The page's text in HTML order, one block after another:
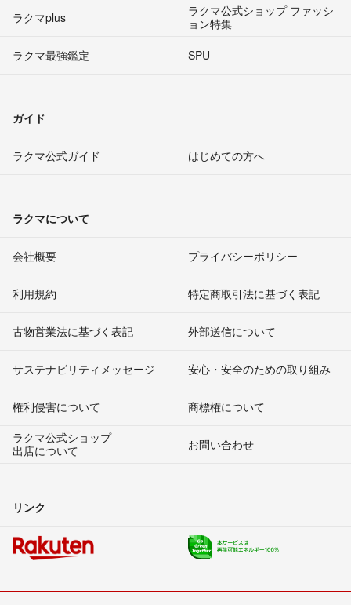
ラクマplus
ラクマ公式ショップ ファッシ
ョン特集
ラクマ最強鑑定
SPU
ガイド
ラクマ公式ガイド はじめての方へ
ラクマについて
会社概要 プライバシーポリシー
利用規約 特定商取引法に基づく表記
古物営業法に基づく表記 外部送信について
サステナビリティメッセージ 安心・安全のための取り組み
権利侵害について
商標権について
ラクマ公式ショップ
出店について
お問い合わせ
リンク